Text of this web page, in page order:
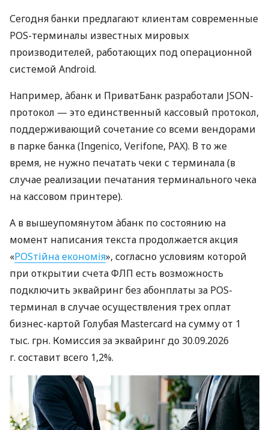
Сегодня банки предлагают клиентам современные
POS-терминалы известных мировых
производителей, работающих под операционной
системой Android.
Например, àбанк и ПриватБанк разработали JSON-
протокол — это единственный кассовый протокол,
поддерживающий сочетание со всеми вендорами
в парке банка (Ingenico, Verifone, PAX). В то же
время, не нужно печатать чеки с терминала (в
случае реализации печатания терминального чека
на кассовом принтере).
А в вышеупомянутом àбанк по состоянию на
момент написания текста продолжается акция
«POSтійна економія», согласно условиям которой
при открытии счета ФЛП есть возможность
подключить эквайринг без абонплаты за POS-
терминал в случае осуществления трех оплат
бизнес-картой Голубая Mastercard на сумму от 1
тыс. грн. Комиссия за эквайринг до 30.09.2026
г. составит всего 1,2%.